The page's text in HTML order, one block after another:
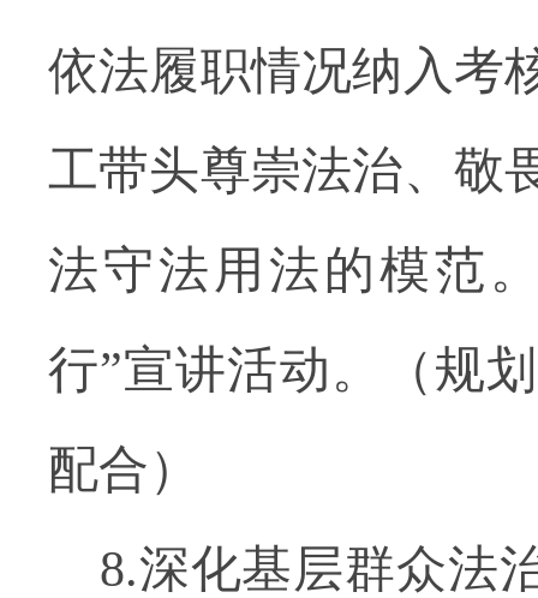
依法履职情况纳入考
工带头尊崇法治、敬
法守法用法的模范
行”宣讲活动。（规
配合）
8.深化基层群众法